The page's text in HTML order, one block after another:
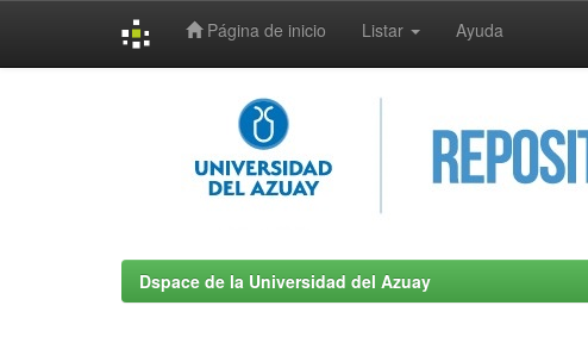
Página de inicio Listar Ayuda
Dspace de la Universidad del Azuay